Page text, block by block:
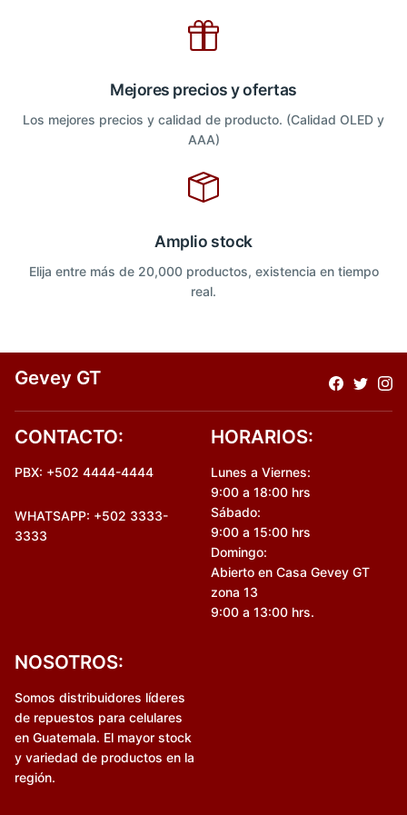
Mejores precios y ofertas
Los mejores precios y calidad de producto. (Calidad OLED y
AAA)
Amplio stock
Elija entre más de 20,000 productos, existencia en tiempo
real.
Gevey GT
CONTACTO:
PBX: +502 4444-4444
WHATSAPP: +502 3333-
3333
HORARIOS:
Lunes a Viernes:
9:00 a 18:00 hrs
Sábado:
9:00 a 15:00 hrs
Domingo:
Abierto en Casa Gevey GT
zona 13
9:00 a 13:00 hrs.
NOSOTROS:
Somos distribuidores líderes
de repuestos para celulares
en Guatemala. El mayor stock
y variedad de productos en la
región.